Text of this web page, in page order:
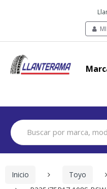
Search
for:
Inicio Toyo